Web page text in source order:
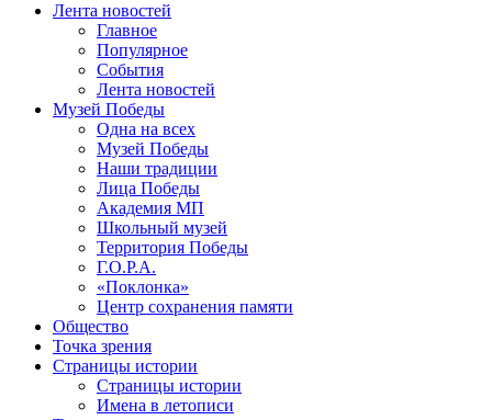
Лента новостей
Главное
Популярное
События
Лента новостей
Музей Победы
Одна на всех
Музей Победы
Наши традиции
Лица Победы
Академия МП
Школьный музей
Территория Победы
Г.О.Р.А.
«Поклонка»
Центр сохранения памяти
Общество
Точка зрения
Страницы истории
Страницы истории
Имена в летописи